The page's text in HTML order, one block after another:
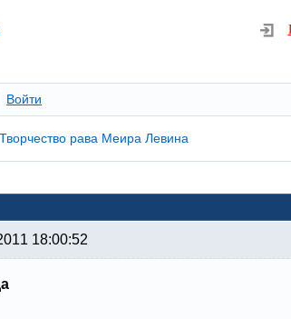
Войти
Творчество рава Меира Левина
18:00:52